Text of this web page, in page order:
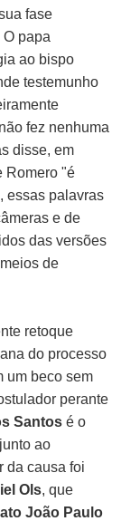
fase
papa
ao bispo
testemunho
fez nenhuma
disse, em
Romero "é
essas palavras
e de
das versões
de
retoque
do processo
um beco sem
perante
Santosé o
ao
da causa foi
Ols, que
João Paulo